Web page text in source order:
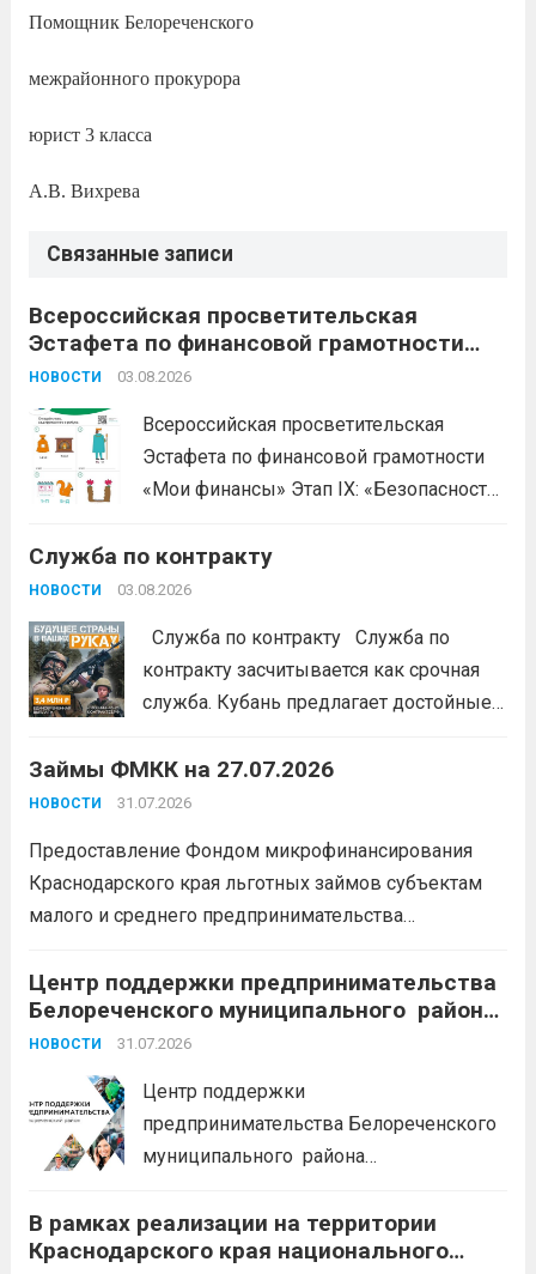
Помощник Белореченского
межрайонного прокурора
юрист 3 класса
А.В. Вихрева
Связанные записи
Всероссийская просветительская
Эстафета по финансовой грамотности
«Мои финансы»
НОВОСТИ 03.08.2026
Всероссийская просветительская
Эстафета по финансовой грамотности
«Мои финансы» Этап IX: «Безопасность
портале: моифинансы.рф
#ЭстафетаМоиФинансы
Служба по контракту
НОВОСТИ 03.08.2026
Служба по контракту Служба по
контракту засчитывается как срочная
служба. Кубань предлагает достойные
защиту Отечества:
единовременно;
каникулы;
сохранение места...Читать
дальше
Займы ФМКК на 27.07.2026
НОВОСТИ 31.07.2026
Предоставление Фондом микрофинансирования
Краснодарского края льготных займов субъектам
малого и среднего предпринимательства
5 млн. рублей Срок от 7 мес. до 36 мес. Процентная
ставка 0,1- 8,15 % годовых Возможно установление
льготного периода...
Центр поддержки предпринимательства
Белореченского муниципального района
Краснодарского края приглашает на
НОВОСТИ 31.07.2026
Центр поддержки
предпринимательства Белореченского
муниципального района
БЕСПЛАТНЫЕ КОНСУЛЬТАЦИИ
Бухгалтерский учет и заполнение
В рамках реализации на территории
Краснодарского края национального